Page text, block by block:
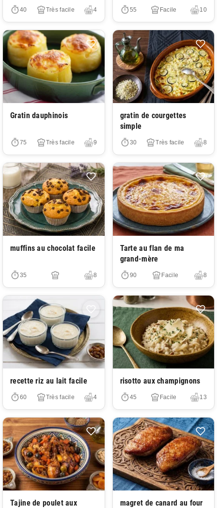
40 Très facile 4 55 Facile 10
Très facile
Gratin dauphinois
75 Très facile 9
Très facile
gratin de courgettes
simple
30 Très facile 8
Très facile
muffins au chocolat facile
35 8
Très facile
Tarte au flan de ma
grand-mère
90 Facile 8
recette riz au lait facile
60 Très facile 4
Très facile
risotto aux champignons
45 Facile 13
Très facile
Tajine de poulet aux
magret de canard au four